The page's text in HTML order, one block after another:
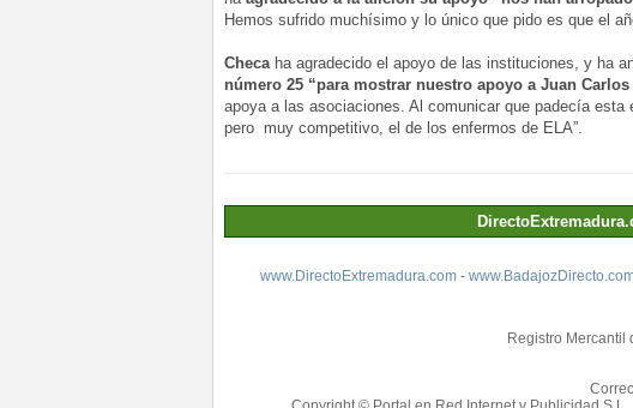
Hemos sufrido muchísimo y lo único que pido es que el
Checa ha agradecido el apoyo de las instituciones, y ha
número 25 “para mostrar nuestro apoyo a Juan Carlos
apoya a las asociaciones. Al comunicar que padecía esta
pero muy competitivo, el de los enfermos de ELA”.
www.DirectoExtremadura.com-
Registro Mercantil